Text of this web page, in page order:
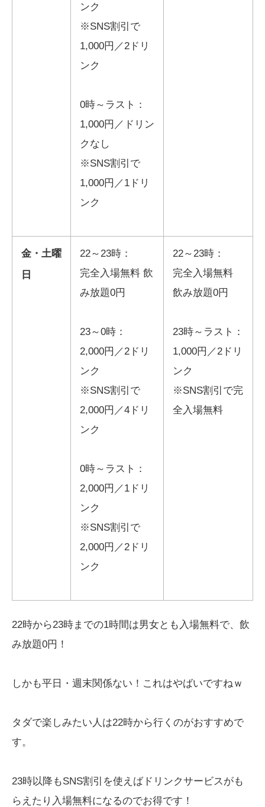
ンク
※SNS割引で
1,000円／2ドリ
ンク
0時～ラスト：
1,000円／ドリン
クなし
※SNS割引で
1,000円／1ドリ
ンク
金・土曜
日
22～23時：
完全入場無料 飲
み放題0円
23～0時：
2,000円／2ドリ
ンク
※SNS割引で
2,000円／4ドリ
ンク
0時～ラスト：
2,000円／1ドリ
ンク
※SNS割引で
2,000円／2ドリ
ンク
22～23時：
完全入場無料
飲み放題0円
23時～ラスト：
1,000円／2ドリ
ンク
※SNS割引で完
全入場無料
22時から23時までの1時間は男女とも入場無料で、飲
み放題0円！
しかも平日・週末関係ない！これはやばいですねｗ
タダで楽しみたい人は22時から行くのがおすすめで
す。
23時以降もSNS割引を使えばドリンクサービスがも
らえたり入場無料になるのでお得です！